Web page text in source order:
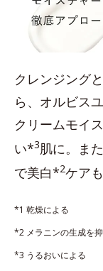
クレンジング
ら、オルビス
クリームモイ
い*3肌に。ま
で美白*2ケアも
*1 乾燥による
*2 メラニンの生成を
*3 うるおいによる